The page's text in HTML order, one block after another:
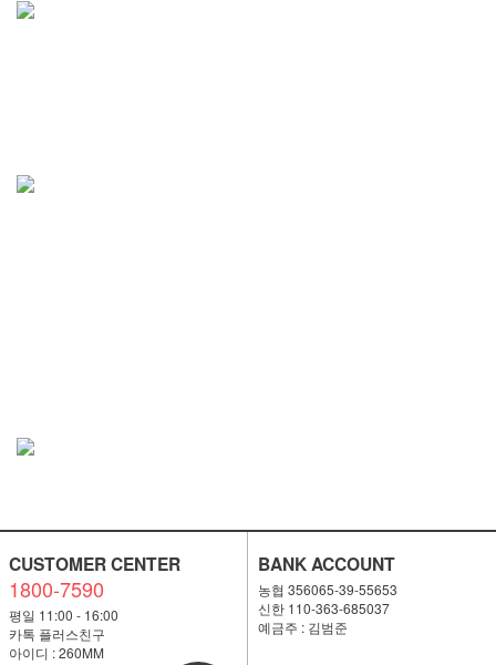
CUSTOMER CENTER
1800-7590
평일 11:00 - 16:00
카톡 플러스친구
아이디 : 260MM
BANK ACCOUNT
농협 356065-39-55653
신한 110-363-685037
예금주 : 김범준